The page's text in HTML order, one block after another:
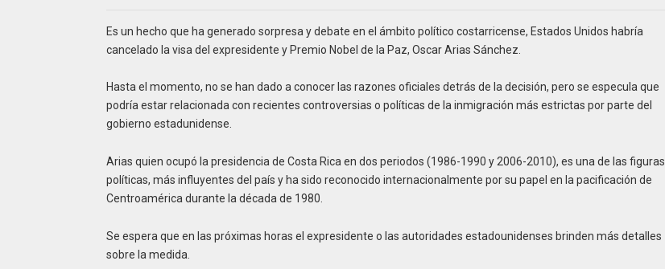
Es un hecho que ha generado sorpresa y debate en el ámbito político costarricense, Estados Unidos habría
cancelado la visa del expresidente y Premio Nobel de la Paz, Oscar Arias Sánchez.
Hasta el momento, no se han dado a conocer las razones oficiales detrás de la decisión, pero se especula que
podría estar relacionada con recientes controversias o políticas de la inmigración más estrictas por parte del
gobierno estadunidense.
Arias quien ocupó la presidencia de Costa Rica en dos periodos (1986-1990 y 2006-2010), es una de las figuras
políticas, más influyentes del país y ha sido reconocido internacionalmente por su papel en la pacificación de
Centroamérica durante la década de 1980.
Se espera que en las próximas horas el expresidente o las autoridades estadounidenses brinden más detalles
sobre la medida.